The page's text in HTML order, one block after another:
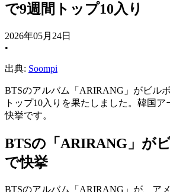
で9週間トップ10入り
2026年05月24日
•
出典: Soompi
BTSのアルバム「ARIRANG」がビル
トップ10入りを果たしました。韓国
快挙です。
BTSの「ARIRANG」が
で快挙
BTSのアルバム「ARIRANG」が、ア